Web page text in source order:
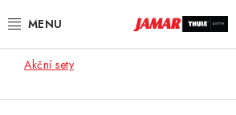
na
STŘEŠNÍ NOSIČE
Akční sety